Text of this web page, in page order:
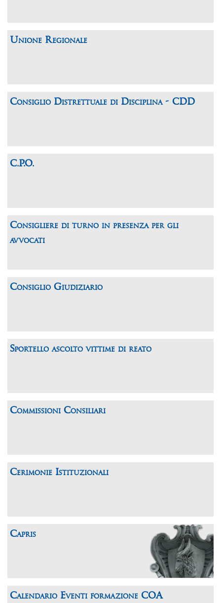
Unione Regionale
Consiglio Distrettuale di Disciplina - CDD
C.P.O.
Consigliere di turno in presenza per gli
avvocati
Consiglio Giudiziario
Sportello ascolto vittime di reato
Commissioni Consiliari
Cerimonie Istituzionali
Capris
Calendario Eventi formazione COA